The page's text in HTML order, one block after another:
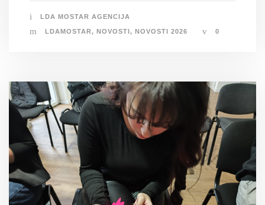
LDA MOSTAR AGENCIJA
LDAMOSTAR, NOVOSTI, NOVOSTI 2026 0